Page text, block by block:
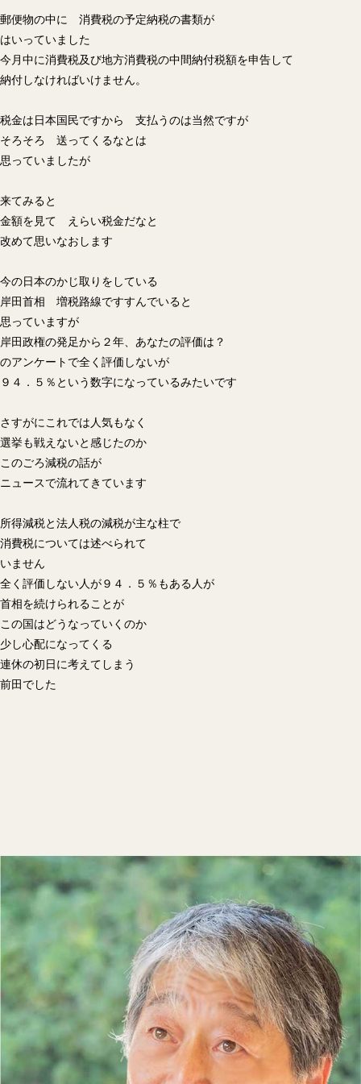
郵便物の中に 消費税の予定納税の書類が
はいっていました
今月中に消費税及び地方消費税の中間納付税額を申告して
納付しなければいけません。
税金は日本国民ですから 支払うのは当然ですが
そろそろ 送ってくるなとは
思っていましたが
来てみると
金額を見て えらい税金だなと
改めて思いなおします
今の日本のかじ取りをしている
岸田首相 増税路線ですすんでいると
思っていますが
岸田政権の発足から２年、あなたの評価は？
のアンケートで全く評価しないが
９４．５％という数字になっているみたいです
さすがにこれでは人気もなく
選挙も戦えないと感じたのか
このごろ減税の話が
ニュースで流れてきています
所得減税と法人税の減税が主な柱で
消費税については述べられて
いません
全く評価しない人が９４．５％もある人が
首相を続けられることが
この国はどうなっていくのか
少し心配になってくる
連休の初日に考えてしまう
前田でした